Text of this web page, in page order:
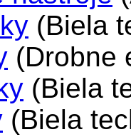
(Biela
(Drobne
(Biela
(Biela